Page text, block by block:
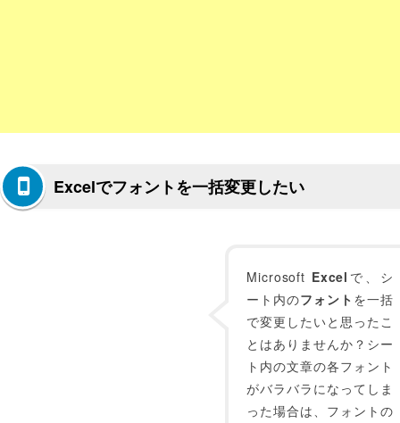
Excelでフォントを一括変更したい
Microsoft Excel で、シ
ート内のフォント を一括
で変更したいと思ったこ
とはありませんか？シー
ト内の文章の各フォント
がバラバラになってしま
った場合は、フォントの